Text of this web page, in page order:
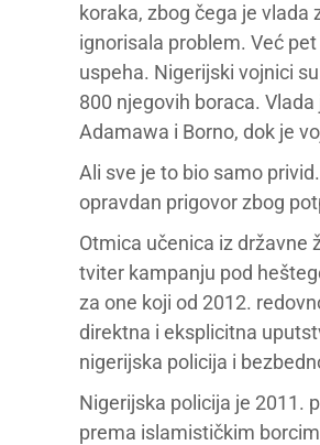
koraka, zbog čega je
ignorisala problem. Već
uspeha. Nigerijski vojnici
800 njegovih boraca.
Adamawa i Borno, dok je
Ali sve je to bio samo
opravdan prigovor zbog
Otmica učenica iz državne
tviter kampanju pod
za one koji od 2012.
direktna i eksplicitna
nigerijska policija i
Nigerijska policija je 2011.
prema islamističkim